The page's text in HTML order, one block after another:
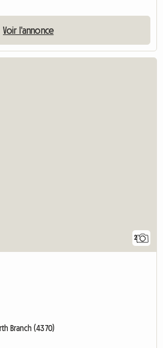
Voir l'annonce
2
Branch (4370)